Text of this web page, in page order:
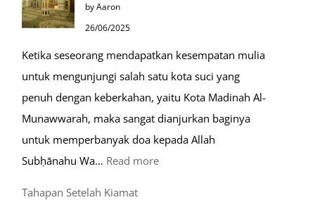
di
Eropa
by Aaron
26/06/2025
Ketika seseorang mendapatkan kesempatan mulia
untuk mengunjungi salah satu kota suci yang
penuh dengan keberkahan, yaitu Kota Madinah Al-
Munawwarah, maka sangat dianjurkan baginya
untuk memperbanyak doa kepada Allah
Subḥānahu Wa… Read more:
Tahapan Setelah Kiamat